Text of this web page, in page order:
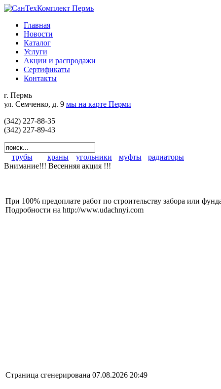
Главная
Новости
Каталог
Услуги
Акции и распродажи
Сертификаты
Контакты
г. Пермь
ул. Семченко, д. 9 мы на карте Перми
(342) 227-88-35
(342) 227-89-43
трубы краны угольники муфты
радиаторы
Внимание!!! Весенняя акция !!!
При 100% предоплате работ по строительству забора или
Подробности на http://www.udachnyi.com
Страница сгенерирована 07.08.2026 20:49